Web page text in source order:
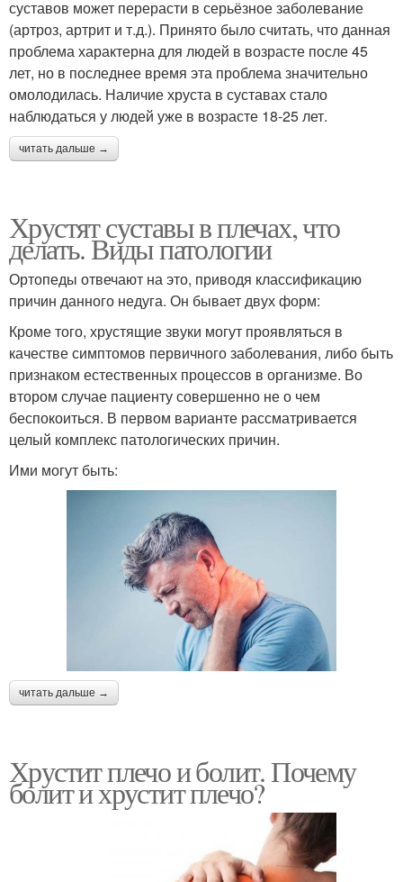
суставов может перерасти в серьёзное заболевание
(артроз, артрит и т.д.). Принято было считать, что данная
проблема характерна для людей в возрасте после 45
лет, но в последнее время эта проблема значительно
омолодилась. Наличие хруста в суставах стало
наблюдаться у людей уже в возрасте 18-25 лет.
читать дальше →
Хрустят суставы в плечах, что
делать. Виды патологии
Ортопеды отвечают на это, приводя классификацию
причин данного недуга. Он бывает двух форм:
Кроме того, хрустящие звуки могут проявляться в
качестве симптомов первичного заболевания, либо быть
признаком естественных процессов в организме. Во
втором случае пациенту совершенно не о чем
беспокоиться. В первом варианте рассматривается
целый комплекс патологических причин.
Ими могут быть:
читать дальше →
Хрустит плечо и болит. Почему
болит и хрустит плечо?